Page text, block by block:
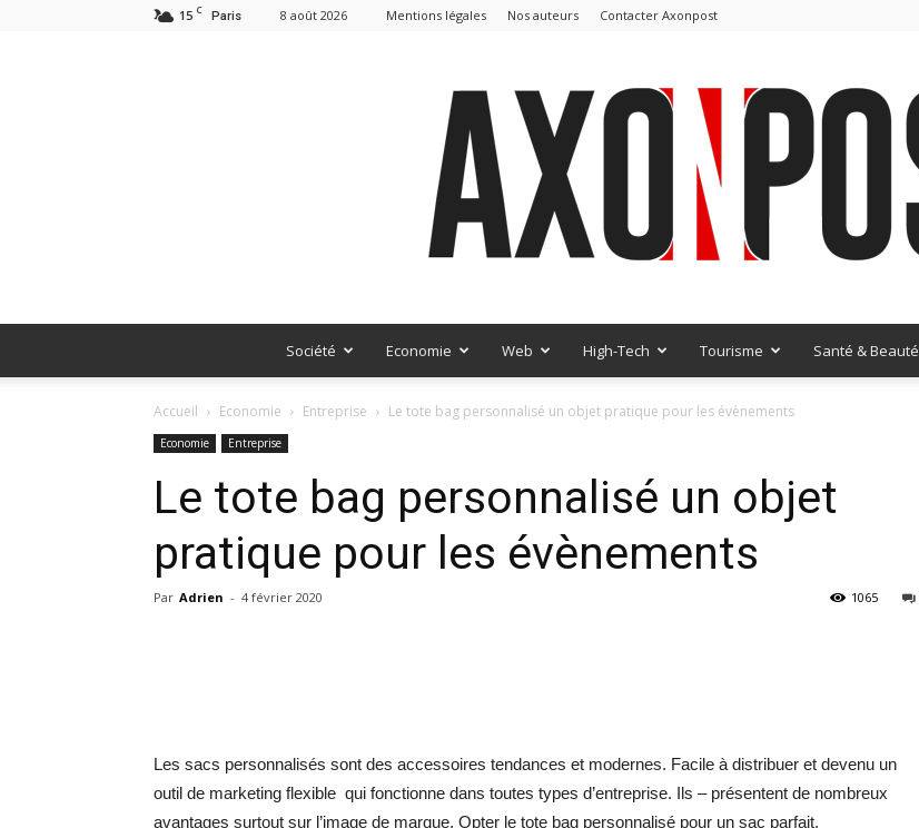
15 C Paris 8 août 2026 Mentions légales Nos auteurs Contacter Axonpost
Société Economie Web High-Tech Tourisme Santé & Beauté
Accueil Economie Entreprise Le tote bag personnalisé un objet pratique pour les évènements
Economie Entreprise
Le tote bag personnalisé un objet
pratique pour les évènements
Par Adrien - 4 février 2020 1065
Les sacs personnalisés sont des accessoires tendances et modernes. Facile à distribuer et devenu un
outil de marketing flexible qui fonctionne dans toutes types d’entreprise. Ils – présentent de nombreux
avantages surtout sur l’image de marque. Opter le tote bag personnalisé pour un sac parfait.